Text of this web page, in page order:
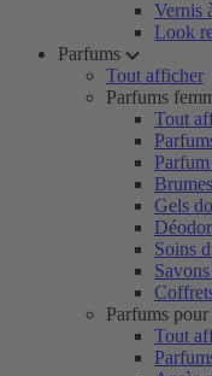
Vernis
Look
Parfums
Tout afficher
Parfums
Tout
Gels
Soins
Parfums
Tout